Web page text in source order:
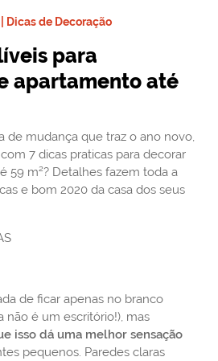
Dicas de Decoração
para
apartamento até
de mudança que traz o ano novo,
7 dicas praticas para decorar
59 m²? Detalhes fazem toda a
e bom 2020 da casa dos seus
de ficar apenas no branco
não é um escritório!), mas
isso dá uma melhor sensação
pequenos. Paredes claras